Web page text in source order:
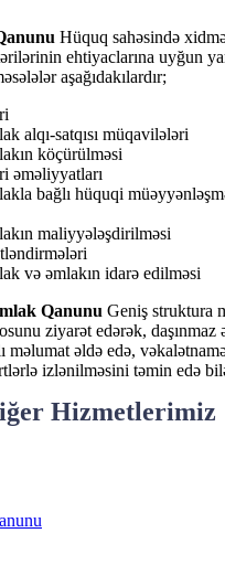
Hüquq sahəsində
ehtiyaclarına uyğun
aşağıdakılardır;
alqı-satqısı müqavilələri
köçürülməsi
əməliyyatları
bağlı hüquqi
maliyyələşdirilməsi
və əmlakın idarə edilməsi
Qanunu Geniş struktura
ziyarət edərək, daşınmaz
məlumat əldə edə,
izlənilməsini təmin edə
Hizmetlerimiz